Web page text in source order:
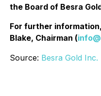
the Board of Besra
For further
Blake, Chairman (
Source: Besra Gold Inc.